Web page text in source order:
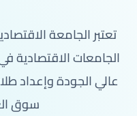
تعتبر الجامعة
الجامعات الاقتصادية
عالي الجودة وإعداد
سوق